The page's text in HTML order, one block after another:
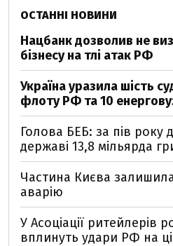
ОСТАННІ НОВИНИ
Нацбанк дозволив не
бізнесу на тлі атак РФ
Україна уразила шість
флоту РФ та 10
Голова БЕБ: за пів року
державі 13,8 мільярда
Частина Києва
аварію
У Асоціації ритейлерів
вплинуть удари РФ на